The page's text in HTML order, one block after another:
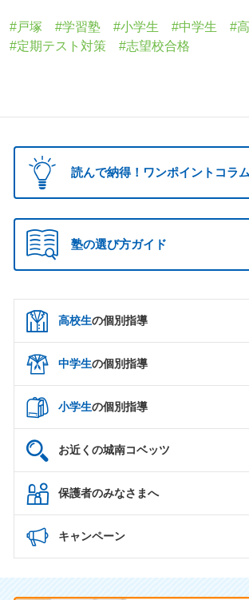
#戸塚 #学習塾 #小学生 #中学生 #高
#定期テスト対策 #志望校合格
読んで納得！ワンポイントコラム
塾の選び方ガイド
高校生の個別指導
中学生の個別指導
小学生の個別指導
お近くの城南コベッツ
保護者のみなさまへ
キャンペーン